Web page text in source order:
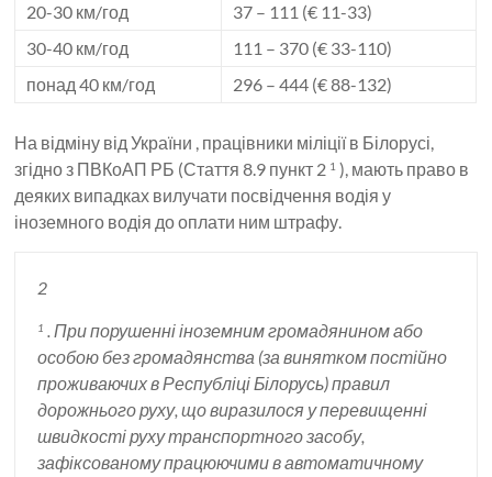
20-30 км/год
37 – 111 (€ 11-33)
30-40 км/год
111 – 370 (€ 33-110)
понад 40 км/год
296 – 444 (€ 88-132)
На відміну від України , працівники міліції в Білорусі,
згідно з ПВКоАП РБ (Стаття 8.9 пункт 2 1 ), мають право в
деяких випадках вилучати посвідчення водія у
іноземного водія до оплати ним штрафу.
2
1 . При порушенні іноземним громадянином або
особою без громадянства (за винятком постійно
проживаючих в Республіці Білорусь) правил
дорожнього руху, що виразилося у перевищенні
швидкості руху транспортного засобу,
зафіксованому працюючими в автоматичному